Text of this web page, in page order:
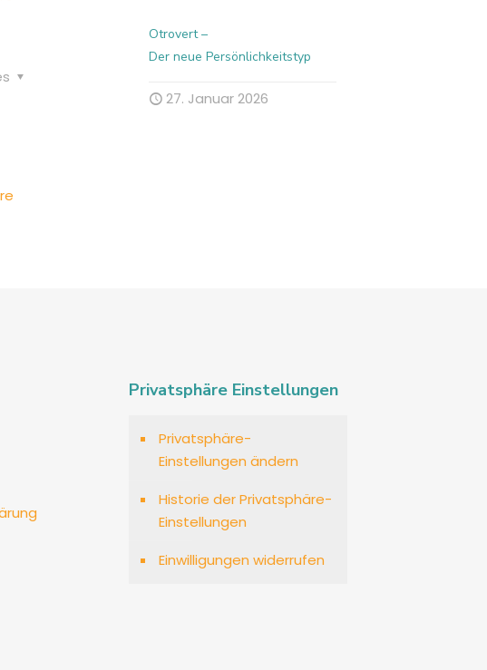
Otrovert –
Der neue Persönlichkeitstyp
27. Januar 2026
Privatsphäre Einstellungen
Privatsphäre-
Einstellungen ändern
Historie der Privatsphäre-
Einstellungen
Einwilligungen widerrufen